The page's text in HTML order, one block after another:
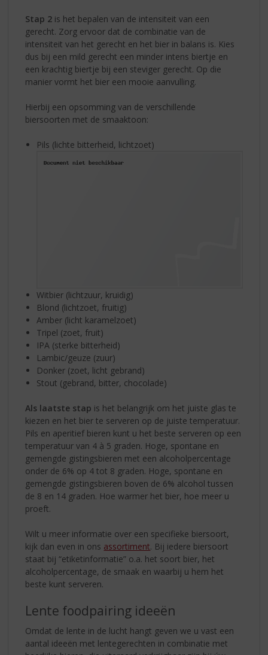
Stap 2 is het bepalen van de intensiteit van een
gerecht. Zorg ervoor dat de combinatie van de
intensiteit van het gerecht en het bier in balans is. Kies
dus bij een mild gerecht een minder intens biertje en
een krachtig biertje bij een steviger gerecht. Op die
manier vormt het bier een mooie aanvulling.
Hierbij een opsomming van de verschillende
biersoorten met de smaaktoon:
Pils (lichte bitterheid, lichtzoet)
Witbier (lichtzuur, kruidig)
Blond (lichtzoet, fruitig)
Amber (licht karamelzoet)
Tripel (zoet, fruit)
IPA (sterke bitterheid)
Lambic/geuze (zuur)
Donker (zoet, licht gebrand)
Stout (gebrand, bitter, chocolade)
Als laatste stap is het belangrijk om het juiste glas te
kiezen en het bier te serveren op de juiste temperatuur.
Pils en aperitief bieren kunt u het beste serveren op een
temperatuur van 4 à 5 graden. Hoge, spontane en
gemengde gistingsbieren met een alcoholpercentage
onder de 6% op 4 tot 8 graden. Hoge, spontane en
gemengde gistingsbieren boven de 6% alcohol tussen
de 8 en 14 graden. Hoe warmer het bier, hoe meer u
proeft.
Wilt u meer informatie over een specifieke biersoort,
kijk dan even in ons assortiment. Bij iedere biersoort
staat bij “etiketinformatie” o.a. het soort bier, het
alcoholpercentage, de smaak en waarbij u hem het
beste kunt serveren.
Lente foodpairing ideeën
Omdat de lente in de lucht hangt geven we u vast een
aantal ideeën met lentegerechten in combinatie met